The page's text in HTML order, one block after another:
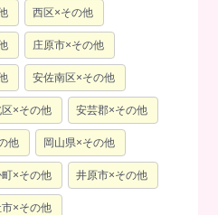
西区×その他
庄原市×その他
安佐南区×その他
×その他 安芸郡×その他
他 岡山県×その他
×その他 井原市×その他
×その他